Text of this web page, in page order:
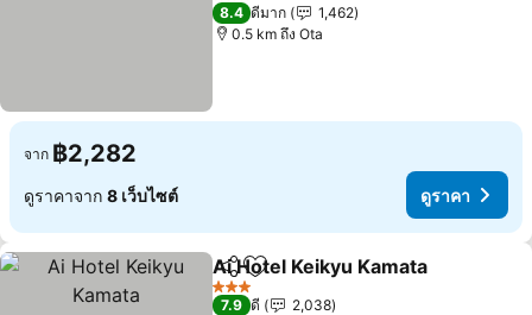
8.4 ดีมาก
1,462
0.5 km ถึง Ota
จาก ฿2,282
ดูราคาจาก 8 เว็บไซต์ ดูราคา
แชร์ เพิ่มในรายการโปรด
Ai Hotel Keikyu Kamata
3 ดาว
7.9 ดี
2,038